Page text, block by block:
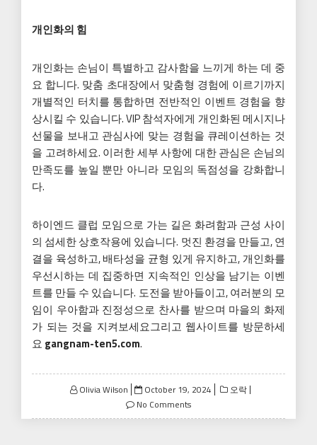
개인화의 힘
개인화는 손님이 특별하고 감사함을 느끼게 하는 데 중
요 합니다. 맞춤 초대장에서 맞춤형 경험에 이르기까지
개별적인 터치를 통합하면 전반적인 이벤트 경험을 향
상시킬 수 있습니다. VIP 참석자에게 개인화된 메시지나
선물을 보내고 관심사에 맞는 경험을 큐레이션하는 것
을 고려하세요. 이러한 세부 사항에 대한 관심은 손님의
만족도를 높일 뿐만 아니라 모임의 독점성을 강화합니
다.
하이엔드 클럽 모임으로 가는 길은 화려함과 근성 사이
의 섬세한 상호작용에 있습니다. 멋진 환경을 만들고, 연
결을 육성하고, 배타성을 균형 있게 유지하고, 개인화를
우선시하는 데 집중하면 지속적인 인상을 남기는 이벤
트를 만들 수 있습니다. 도전을 받아들이고, 여러분의 모
임이 우아함과 진정성으로 찬사를 받으며 마을의 화제
가 되는 것을 지켜보세요그리고 웹사이트를 방문하세
요 gangnam-ten5.com.
Olivia Wilson
Posted
on
October 19, 2024 오락
No Comments